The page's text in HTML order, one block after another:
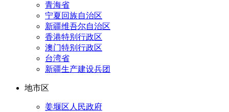
青海省
宁夏回族自治区
新疆维吾尔自治区
香港特别行政区
澳门特别行政区
台湾省
新疆生产建设兵团
地市区
姜堰区人民政府